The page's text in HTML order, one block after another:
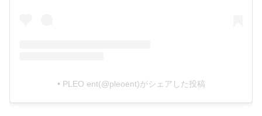
• PLEO ent(@pleoent)がシェアした投稿